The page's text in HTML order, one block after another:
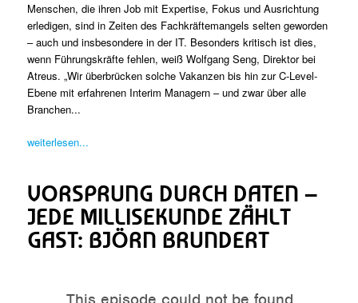
Menschen, die ihren Job mit Expertise, Fokus und Ausrichtung
erledigen, sind in Zeiten des Fachkräftemangels selten geworden
– auch und insbesondere in der IT. Besonders kritisch ist dies,
wenn Führungskräfte fehlen, weiß Wolfgang Seng, Direktor bei
Atreus. „Wir überbrücken solche Vakanzen bis hin zur C-Level-
Ebene mit erfahrenen Interim Managern – und zwar über alle
Branchen...
weiterlesen...
VORSPRUNG DURCH DATEN –
JEDE MILLISEKUNDE ZÄHLT
GAST: BJÖRN BRUNDERT